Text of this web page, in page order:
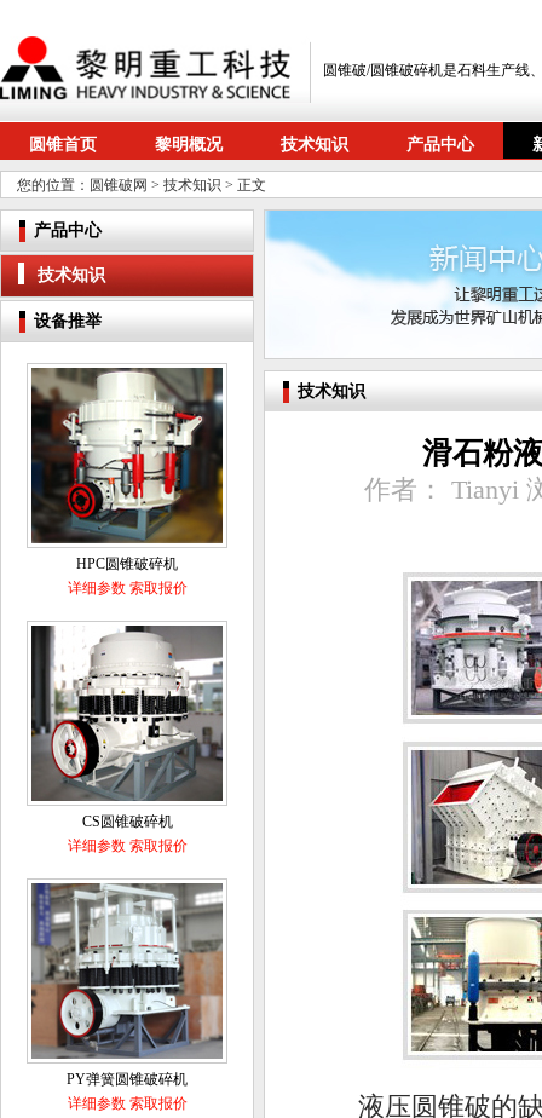
圆锥破/圆锥破碎机是石料生产线
圆锥首页 黎明概况 技术知识 产品中心
您的位置： 圆锥破网 > 技术知识 > 正文
技术知识
滑石粉
作者： Tianyi
液压圆锥破的
产品中心
技术知识
设备推举
HPC圆锥破碎机
详细参数 索取报价
CS圆锥破碎机
详细参数 索取报价
PY弹簧圆锥破碎机
详细参数 索取报价